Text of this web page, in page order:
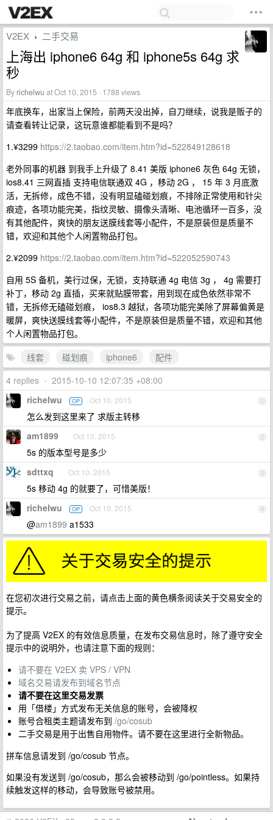
V2EX › 二手交易
上海出 iphone6 64g 和 iphone5s 64g 求
秒
By richelwu at Oct 10, 2015 · 1788 views
年底换车，出家当上保险，前两天没出掉，自刀继续，说我是贩子的
请查看转让记录，这玩意谁都能看到不是吗？
1.¥3299 https://2.taobao.com/item.htm?id=522849128618
老外同事的机器 到我手上升级了 8.41 美版 iphone6 灰色 64g 无锁，
ios8.41 三网直插 支持电信联通双 4G ，移动 2G ， 15 年 3 月底激
活，无拆修，成色不错，没有明显磕碰划痕，不排除正常使用和针尖
痕迹，各项功能完美，指纹灵敏、摄像头清晰、电池循环一百多，没
有其他配件，爽快的朋友送膜线套等小配件，不是原装但是质量不
错，欢迎和其他个人闲置物品打包。
2.¥2099 https://2.taobao.com/item.htm?id=522052590743
自用 5S 备机，美行过保，无锁，支持联通 4g 电信 3g ， 4g 需要打
补丁，移动 2g 直插，买来就贴膜带套，用到现在成色依然非常不
错，无拆修无磕碰划痕， ios8.3 越狱，各项功能完美除了屏幕偏黄是
暖屏，爽快送膜线套等小配件，不是原装但是质量不错，欢迎和其他
个人闲置物品打包。
线套
碰划痕 iphone6
配件
4 replies • 2015-10-10 12:07:35 +08:00
1
richelwu OP Oct 10, 2015
怎么发到这里来了 求版主转移
2
am1899 Oct 10, 2015
5s 的版本型号是多少
3
sdttxq Oct 10, 2015
5s 移动 4g 的就要了，可惜美版！
4
richelwu OP Oct 10, 2015
@am1899 a1533
在您初次进行交易之前，请点击上面的黄色横条阅读关于交易安全的
提示。
为了提高 V2EX 的有效信息质量，在发布交易信息时，除了遵守安全
提示中的说明外，也请注意下面的规则：
请不要在 V2EX 卖 VPS / VPN
域名交易请发布到域名节点
请不要在这里交易发票
用「借楼」方式发布无关信息的账号，会被降权
账号合租类主题请发布到 /go/cosub
二手交易是用于出售自用物件。请不要在这里进行全新物品。
拼车信息请发到 /go/cosub 节点。
如果没有发送到 /go/cosub，那么会被移动到 /go/pointless。如果持
续触发这样的移动，会导致账号被禁用。